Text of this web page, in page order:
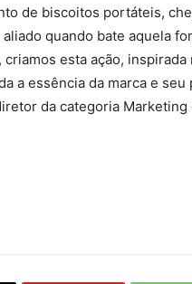
de biscoitos portáteis,
quando bate aquela
esta ação,
a essência da marca e
da categoria